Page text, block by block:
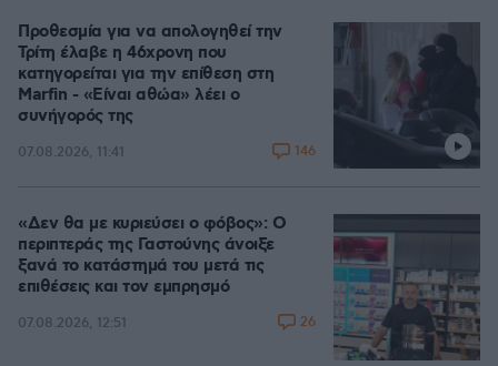
Προθεσμία για να απολογηθεί την
Τρίτη έλαβε η 46χρονη που
κατηγορείται για την επίθεση στη
Marfin - «Είναι αθώα» λέει ο
συνήγορός της
07.08.2026, 11:41 146
«Δεν θα με κυριεύσει ο φόβος»: Ο
περιπτεράς της Γαστούνης άνοιξε
ξανά το κατάστημά του μετά τις
επιθέσεις και τον εμπρησμό
07.08.2026, 12:51 26